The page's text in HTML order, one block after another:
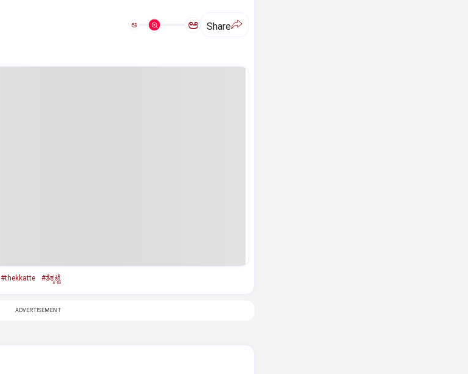
ಅ ಅ Share
#thekkatte #ತೆಕ್ಕಟ್ಟೆ
ADVERTISEMENT